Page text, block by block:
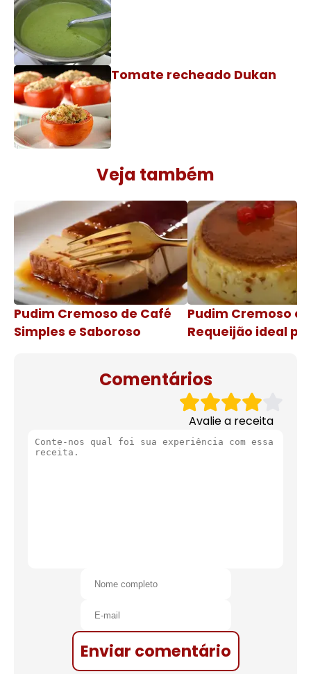
Tomate recheado Dukan
Veja também
Pudim Cremoso de Café
Simples e Saboroso
Pudim Cremoso
Requeijão ideal
Comentários
Avalie a receita
Enviar comentário